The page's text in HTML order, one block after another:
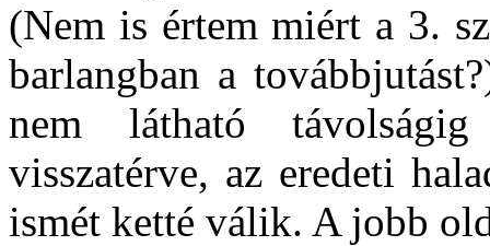
(Nem is értem miért a 3.
barlangban a
nem látható
visszatérve, az eredeti
ismét ketté válik. A jobb